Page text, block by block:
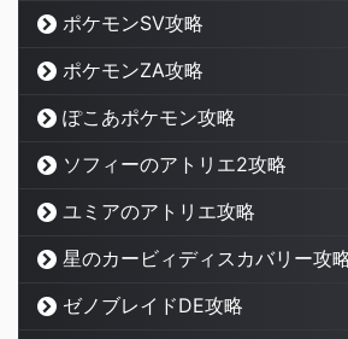
ポケモンSV攻略
ポケモンZA攻略
ぽこあポケモン攻略
ソフィーのアトリエ2攻略
ユミアのアトリエ攻略
星のカービィディスカバリー攻
ゼノブレイドDE攻略